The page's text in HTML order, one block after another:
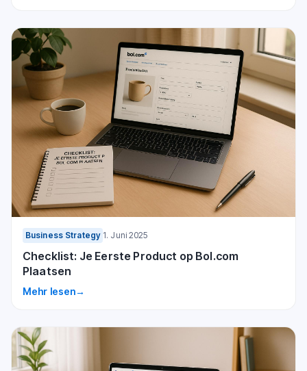
Business Strategy 1. Juni 2025
Checklist: Je Eerste Product op Bol.com
Plaatsen
Mehr lesen→